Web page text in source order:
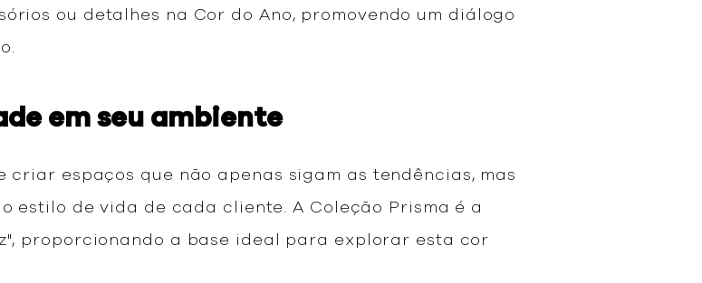
ou detalhes na Cor do Ano, promovendo um diálogo
em seu ambiente
espaços que não apenas sigam as tendências, mas
estilo de vida de cada cliente. A Coleção Prisma é a
proporcionando a base ideal para explorar esta cor